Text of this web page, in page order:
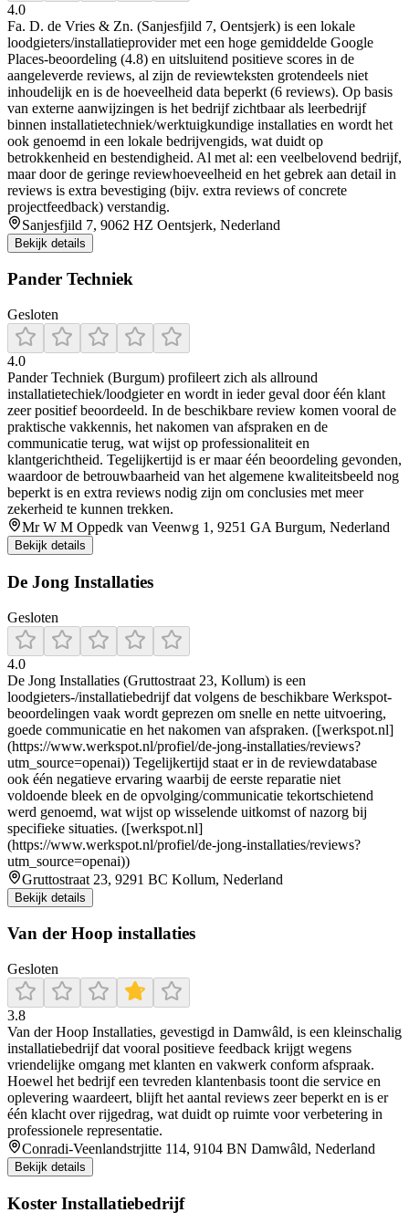
4.0
Fa. D. de Vries & Zn. (Sanjesfjild 7, Oentsjerk) is een lokale
loodgieters/installatieprovider met een hoge gemiddelde Google
Places-beoordeling (4.8) en uitsluitend positieve scores in de
aangeleverde reviews, al zijn de reviewteksten grotendeels niet
inhoudelijk en is de hoeveelheid data beperkt (6 reviews). Op basis
van externe aanwijzingen is het bedrijf zichtbaar als leerbedrijf
binnen installatietechniek/werktuigkundige installaties en wordt het
ook genoemd in een lokale bedrijvengids, wat duidt op
betrokkenheid en bestendigheid. Al met al: een veelbelovend bedrijf,
maar door de geringe reviewhoeveelheid en het gebrek aan detail in
reviews is extra bevestiging (bijv. extra reviews of concrete
projectfeedback) verstandig.
Sanjesfjild 7, 9062 HZ Oentsjerk, Nederland
Bekijk details
Pander Techniek
Gesloten
4.0
Pander Techniek (Burgum) profileert zich als allround
installatietechiek/loodgieter en wordt in ieder geval door één klant
zeer positief beoordeeld. In de beschikbare review komen vooral de
praktische vakkennis, het nakomen van afspraken en de
communicatie terug, wat wijst op professionaliteit en
klantgerichtheid. Tegelijkertijd is er maar één beoordeling gevonden,
waardoor de betrouwbaarheid van het algemene kwaliteitsbeeld nog
beperkt is en extra reviews nodig zijn om conclusies met meer
zekerheid te kunnen trekken.
Mr W M Oppedk van Veenwg 1, 9251 GA Burgum, Nederland
Bekijk details
De Jong Installaties
Gesloten
4.0
De Jong Installaties (Gruttostraat 23, Kollum) is een
loodgieters-/installatiebedrijf dat volgens de beschikbare Werkspot-
beoordelingen vaak wordt geprezen om snelle en nette uitvoering,
goede communicatie en het nakomen van afspraken. ([werkspot.nl]
(https://www.werkspot.nl/profiel/de-jong-installaties/reviews?
utm_source=openai)) Tegelijkertijd staat er in de reviewdatabase
ook één negatieve ervaring waarbij de eerste reparatie niet
voldoende bleek en de opvolging/communicatie tekortschietend
werd genoemd, wat wijst op wisselende uitkomst of nazorg bij
specifieke situaties. ([werkspot.nl]
(https://www.werkspot.nl/profiel/de-jong-installaties/reviews?
utm_source=openai))
Gruttostraat 23, 9291 BC Kollum, Nederland
Bekijk details
Van der Hoop installaties
Gesloten
3.8
Van der Hoop Installaties, gevestigd in Damwâld, is een kleinschalig
installatiebedrijf dat vooral positieve feedback krijgt wegens
vriendelijke omgang met klanten en vakwerk conform afspraak.
Hoewel het bedrijf een tevreden klantenbasis toont die service en
oplevering waardeert, blijft het aantal reviews zeer beperkt en is er
één klacht over rijgedrag, wat duidt op ruimte voor verbetering in
professionele representatie.
Conradi-Veenlandstrjitte 114, 9104 BN Damwâld, Nederland
Bekijk details
Koster Installatiebedrijf